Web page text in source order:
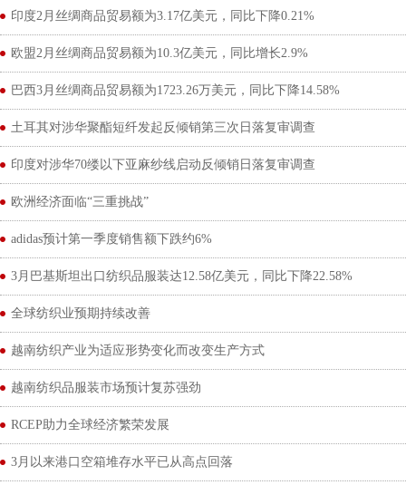
印度2月丝绸商品贸易额为3.17亿美元，同比下降0.21%
欧盟2月丝绸商品贸易额为10.3亿美元，同比增长2.9%
巴西3月丝绸商品贸易额为1723.26万美元，同比下降14.58%
土耳其对涉华聚酯短纤发起反倾销第三次日落复审调查
印度对涉华70缕以下亚麻纱线启动反倾销日落复审调查
欧洲经济面临“三重挑战”
adidas预计第一季度销售额下跌约6%
3月巴基斯坦出口纺织品服装达12.58亿美元，同比下降22.58%
全球纺织业预期持续改善
越南纺织产业为适应形势变化而改变生产方式
越南纺织品服装市场预计复苏强劲
RCEP助力全球经济繁荣发展
3月以来港口空箱堆存水平已从高点回落